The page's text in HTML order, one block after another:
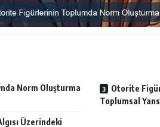
Norm Oluşturma
Üzerindeki
Otorite
Toplumsal